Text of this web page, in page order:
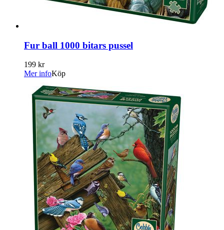
Fur ball 1000 bitars pussel
199 kr
Mer infoKöp